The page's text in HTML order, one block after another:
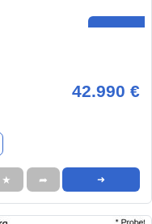
42.990 €
★ ➦ ➜